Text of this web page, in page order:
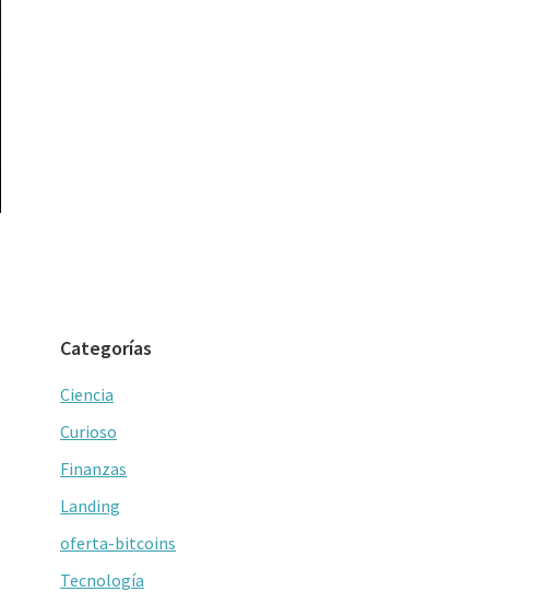
Categorías
Ciencia
Curioso
Finanzas
Landing
oferta-bitcoins
Tecnología